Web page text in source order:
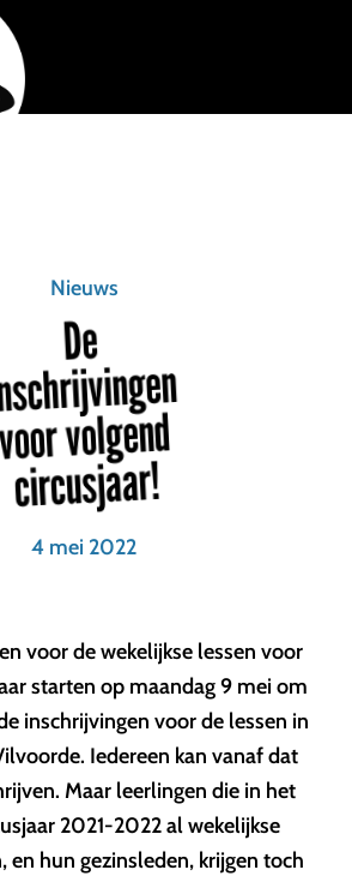
Nieuws
De
volgend
circusjaar!
4 mei 2022
voor de wekelijkse lessen voor
starten op maandag 9 mei om
inschrijvingen voor de lessen in
Iedereen kan vanaf dat
Maar leerlingen die in het
2021-2022 al wekelijkse
en hun gezinsleden, krijgen toch